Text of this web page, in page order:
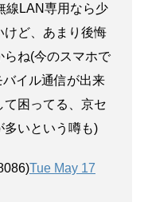
線LAN専用なら少
けど、あまり後悔
らね(今のスマホで
イル通信が出来
て困ってる、京セ
多いという噂も)
Tue May 17